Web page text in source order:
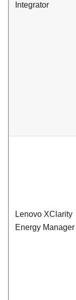
Integrator
Lenovo XClarity
Energy Manager